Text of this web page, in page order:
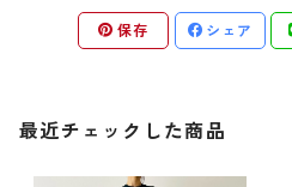
保存 シェア
最近チェックした商品